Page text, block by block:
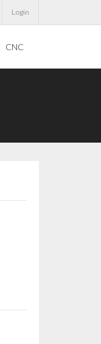
Login
CNC